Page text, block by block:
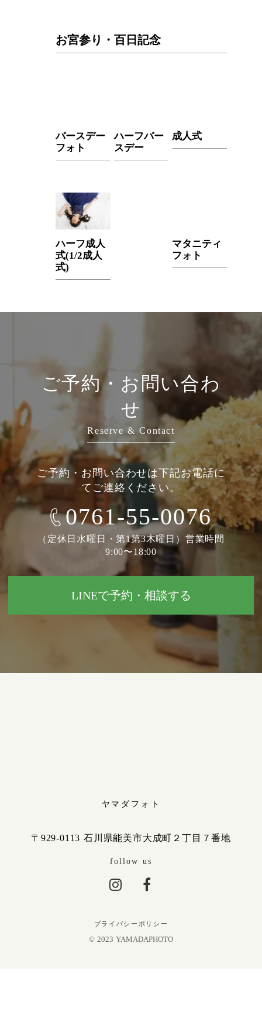
お宮参り・百日記念
バースデー
フォト
ハーフバー
スデー
成人式
ハーフ成人
式(1/2成人
式)
マタニティ
フォト
ご予約・お問い合わ
せ
Reserve & Contact
ご予約・お問い合わせは下記お電話に
てご連絡ください。
0761-55-0076
（定休日水曜日・第1第3木曜日）営業時間
9:00〜18:00
LINEで予約・相談する
ヤマダフォト
〒929-0113 石川県能美市大成町２丁目７番地
follow us
プライバシーポリシー
© 2023 YAMADAPHOTO